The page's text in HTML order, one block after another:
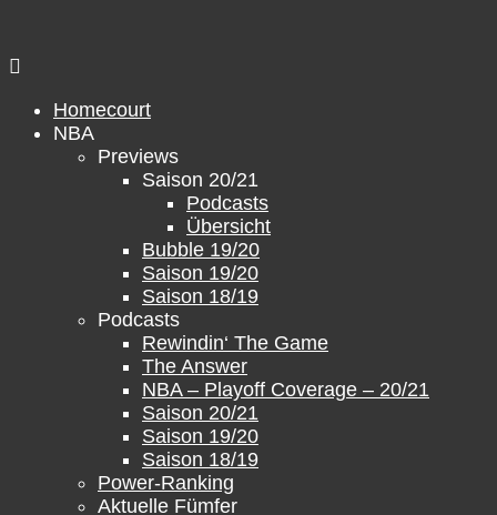
springen
Homecourt
NBA
Previews
Saison 20/21
Podcasts
Übersicht
Bubble 19/20
Saison 19/20
Saison 18/19
Podcasts
Rewindin‘ The Game
The Answer
NBA – Playoff Coverage – 20/21
Saison 20/21
Saison 19/20
Saison 18/19
Power-Ranking
Aktuelle Fümfer